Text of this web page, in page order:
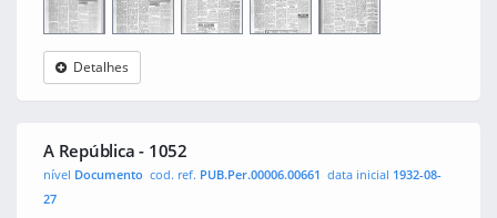
A
República
0001
Detalhes
A República - 1052
nível Documento cod. ref. PUB.Per.00006.00661 data inicial 1932-08-
27